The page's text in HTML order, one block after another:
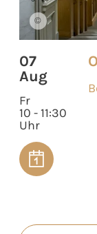
©
07
Aug
Fr
10 - 11:30
Uhr